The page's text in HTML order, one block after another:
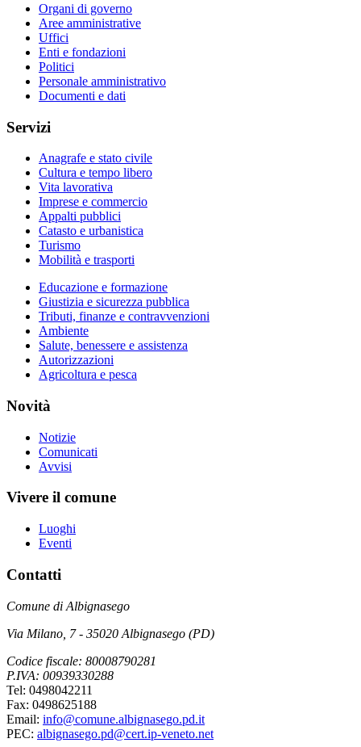
Organi di governo
Aree amministrative
Uffici
Enti e fondazioni
Politici
Personale amministrativo
Documenti e dati
Servizi
Anagrafe e stato civile
Cultura e tempo libero
Vita lavorativa
Imprese e commercio
Appalti pubblici
Catasto e urbanistica
Turismo
Mobilità e trasporti
Educazione e formazione
Giustizia e sicurezza pubblica
Tributi, finanze e contravvenzioni
Ambiente
Salute, benessere e assistenza
Autorizzazioni
Agricoltura e pesca
Novità
Notizie
Comunicati
Avvisi
Vivere il comune
Luoghi
Eventi
Contatti
Comune di Albignasego
Via Milano, 7 - 35020 Albignasego (PD)
Codice fiscale: 80008790281
P.IVA: 00939330288
Tel: 0498042211
Fax: 0498625188
Email: info@comune.albignasego.pd.it
PEC: albignasego.pd@cert.ip-veneto.net